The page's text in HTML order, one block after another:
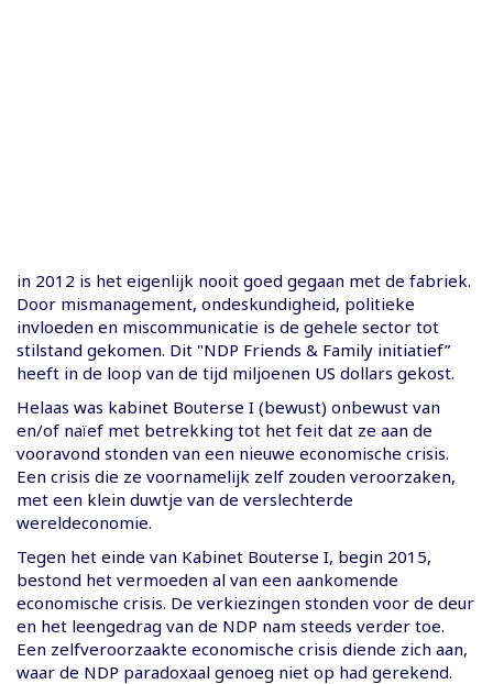
in 2012 is het eigenlijk nooit goed gegaan met de fabriek.
Door mismanagement, ondeskundigheid, politieke
invloeden en miscommunicatie is de gehele sector tot
stilstand gekomen. Dit "NDP Friends & Family initiatief”
heeft in de loop van de tijd miljoenen US dollars gekost.
Helaas was kabinet Bouterse I (bewust) onbewust van
en/of naïef met betrekking tot het feit dat ze aan de
vooravond stonden van een nieuwe economische crisis.
Een crisis die ze voornamelijk zelf zouden veroorzaken,
met een klein duwtje van de verslechterde
wereldeconomie.
Tegen het einde van Kabinet Bouterse I, begin 2015,
bestond het vermoeden al van een aankomende
economische crisis. De verkiezingen stonden voor de deur
en het leengedrag van de NDP nam steeds verder toe.
Een zelfveroorzaakte economische crisis diende zich aan,
waar de NDP paradoxaal genoeg niet op had gerekend.